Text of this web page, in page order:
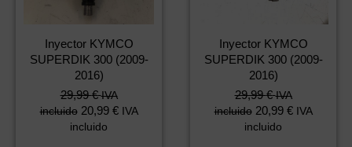
Inyector KYMCO
SUPERDIK 300 (2009-
2016)
29,99€ IVA
incluido 20,99 € IVA
incluido
Inyector KYMCO
SUPERDIK 300 (2009-
2016)
29,99€ IVA
incluido 20,99 € IVA
incluido